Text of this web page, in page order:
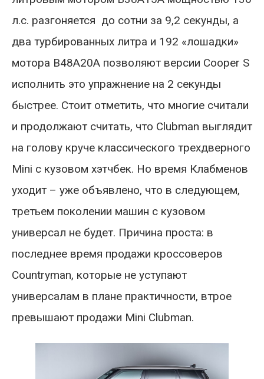
л.с. разгоняется до сотни за 9,2 секунды, а
два турбированных литра и 192 «лошадки»
мотора B48A20A позволяют версии Cooper S
исполнить это упражнение на 2 секунды
быстрее. Стоит отметить, что многие считали
и продолжают считать, что Clubman выглядит
на голову круче классического трехдверного
Mini с кузовом хэтчбек. Но время Клабменов
уходит – уже объявлено, что в следующем,
третьем поколении машин с кузовом
универсал не будет. Причина проста: в
последнее время продажи кроссоверов
Countryman, которые не уступают
универсалам в плане практичности, втрое
превышают продажи Mini Clubman.